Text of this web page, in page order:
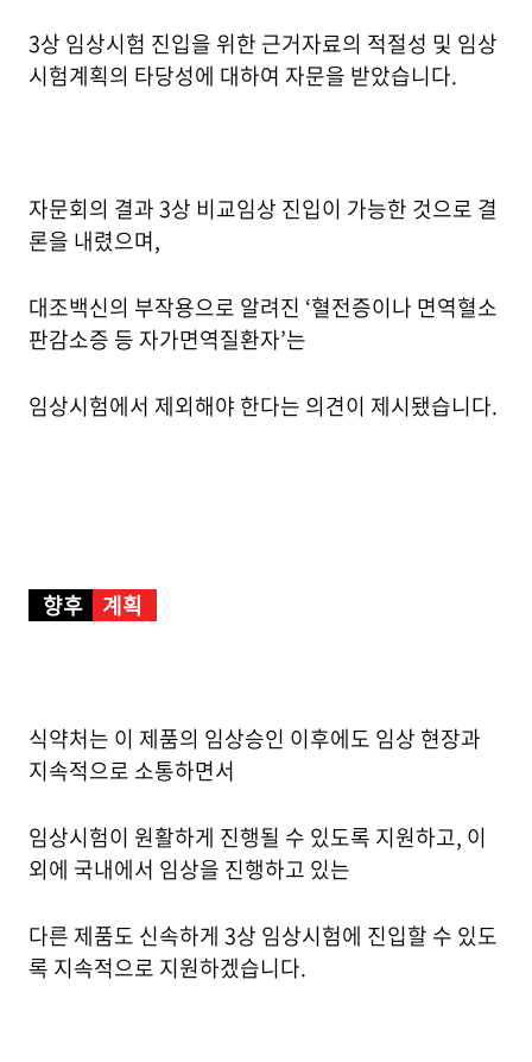
3상 임상시험 진입을 위한 근거자료의 적절성 및 임상
시험계획의 타당성에 대하여 자문을 받았습니다.
자문회의 결과 3상 비교임상 진입이 가능한 것으로 결
론을 내렸으며,
대조백신의 부작용으로 알려진 ‘혈전증이나 면역혈소
판감소증 등 자가면역질환자’는
임상시험에서 제외해야 한다는 의견이 제시됐습니다.
향후 계획
식약처는 이 제품의 임상승인 이후에도 임상 현장과
지속적으로 소통하면서
임상시험이 원활하게 진행될 수 있도록 지원하고, 이
외에 국내에서 임상을 진행하고 있는
다른 제품도 신속하게 3상 임상시험에 진입할 수 있도
록 지속적으로 지원하겠습니다.